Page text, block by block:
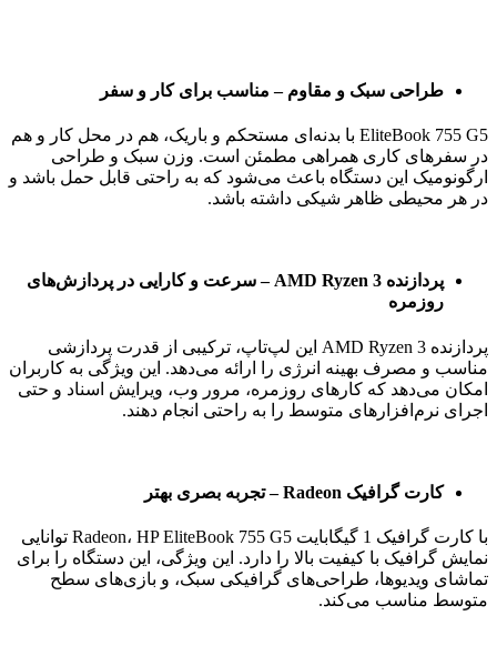
طراحی سبک و مقاوم – مناسب برای کار و سفر
EliteBook 755 G5 با بدنه‌ای مستحکم و باریک، هم در محل کار و هم
در سفرهای کاری همراهی مطمئن است. وزن سبک و طراحی
ارگونومیک این دستگاه باعث می‌شود که به راحتی قابل حمل باشد و
در هر محیطی ظاهر شیکی داشته باشد.
پردازنده AMD Ryzen 3 – سرعت و کارایی در پردازش‌های
روزمره
پردازنده AMD Ryzen 3 این لپ‌تاپ، ترکیبی از قدرت پردازشی
مناسب و مصرف بهینه انرژی را ارائه می‌دهد. این ویژگی به کاربران
امکان می‌دهد که کارهای روزمره، مرور وب، ویرایش اسناد و حتی
اجرای نرم‌افزارهای متوسط را به راحتی انجام دهند.
کارت گرافیک Radeon – تجربه بصری بهتر
با کارت گرافیک 1 گیگابایت Radeon، HP EliteBook 755 G5 توانایی
نمایش گرافیک با کیفیت بالا را دارد. این ویژگی، این دستگاه را برای
تماشای ویدیوها، طراحی‌های گرافیکی سبک، و بازی‌های سطح
متوسط مناسب می‌کند.